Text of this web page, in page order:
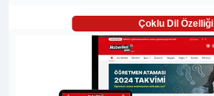
Çoklu Dil Özelliği